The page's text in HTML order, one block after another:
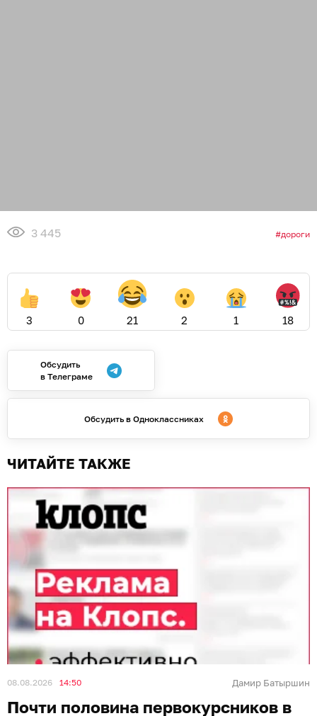
3 445 дороги
3 0 21 2 1 18
Обсудить
в Телеграме
Обсудить в Одноклассниках
ЧИТАЙТЕ ТАКЖЕ
08.08.2026 14:50 Дамир Батыршин
Почти половина первокурсников в